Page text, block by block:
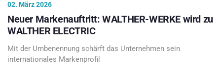
02. März 2026
Neuer Markenauftritt: WALTHER-WERKE wird zu
WALTHER ELECTRIC
Mit der Umbenennung schärft das Unternehmen sein
internationales Markenprofil